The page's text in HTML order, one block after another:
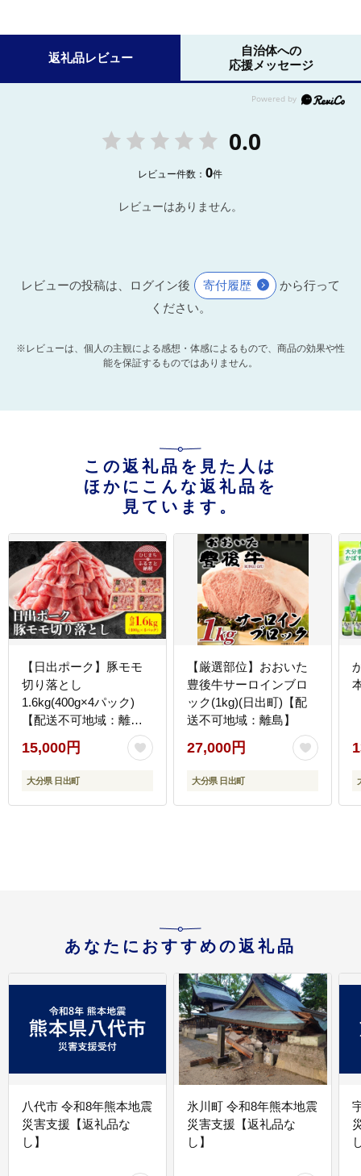
返礼品レビュー
自治体への
応援メッセージ
0.0
レビュー件数：0件
レビューはありません。
レビューの投稿は、ログイン後 寄付履歴
から行って
ください。
※レビューは、個人の主観による感想・体感によるもので、商品の効果や性
能を保証するものではありません。
この返礼品を見た人は
ほかにこんな返礼品を
見ています。
【日出ポーク】豚モモ
切り落とし
1.6kg(400g×4パック)
【配送不可地域：離
15,000円
大分県 日出町
【厳選部位】おおいた
豊後牛サーロインブロ
ック(1kg)(日出町)【配
送不可地域：離島】
27,000円
大分県 日出町
あなたにおすすめの返礼品
八代市 令和8年熊本地震
災害支援【返礼品な
し】
氷川町 令和8年熊本地震
災害支援【返礼品な
し】